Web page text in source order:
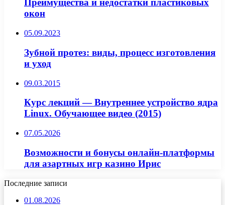
Преимущества и недостатки пластиковых
окон
05.09.2023
Зубной протез: виды, процесс изготовления
и уход
09.03.2015
Курс лекций — Внутреннее устройство ядра
Linux. Обучающее видео (2015)
07.05.2026
Возможности и бонусы онлайн-платформы
для азартных игр казино Ирис
Последние записи
01.08.2026